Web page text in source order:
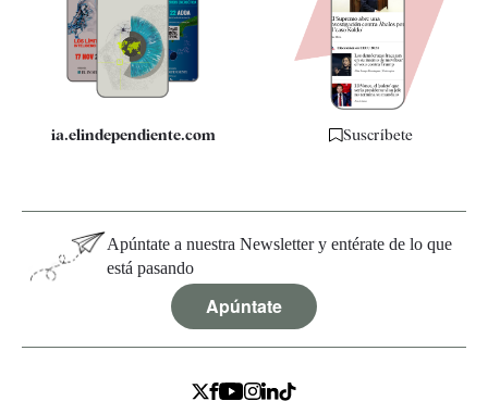
Quiénes somos
Especificaciones
ia.elindependiente.com Suscríbete
Apúntate a nuestra Newsletter y entérate de lo que
está pasando
Apúntate